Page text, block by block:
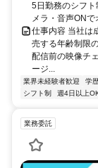
5日勤務のシフ
メラ・音声ON
仕事内容 当社は
売する年齢制限
配信前の映像チ
ージ...
業界未経験者歓迎 学
シフト制
週4日以上
業務委託